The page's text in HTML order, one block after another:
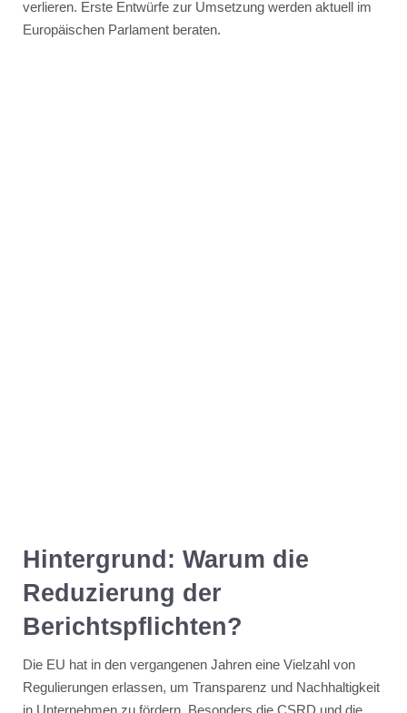
verlieren. Erste Entwürfe zur Umsetzung werden aktuell im
Europäischen Parlament beraten.
Hintergrund: Warum die
Reduzierung der
Berichtspflichten?
Die EU hat in den vergangenen Jahren eine Vielzahl von
Regulierungen erlassen, um Transparenz und Nachhaltigkeit
in Unternehmen zu fördern. Besonders die CSRD und die